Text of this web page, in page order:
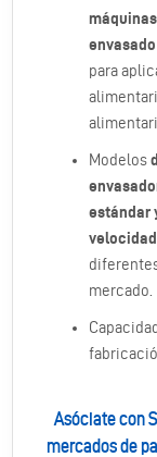
para
Modelos
estándar
velocidad
mercado.
Asóciate con
mercados de